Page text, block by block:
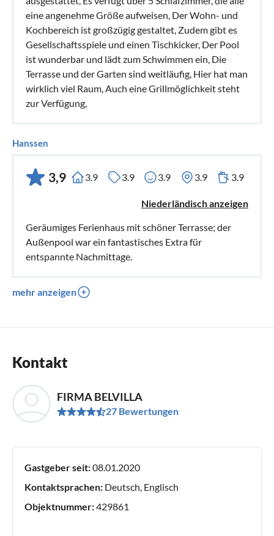
eine angenehme Größe aufweisen, Der Wohn- und
Kochbereich ist großzügig gestaltet, Zudem gibt es
Gesellschaftsspiele und einen Tischkicker, Der Pool
ist wunderbar und lädt zum Schwimmen ein, Die
Terrasse und der Garten sind weitläufig, Hier hat man
wirklich viel Raum, Auch eine Grillmöglichkeit steht
zur Verfügung,
Hanssen
3,9 3.9 3.9 3.9 3.9 3.9
Niederländisch anzeigen
Geräumiges Ferienhaus mit schöner Terrasse; der
Außenpool war ein fantastisches Extra für
entspannte Nachmittage.
mehr anzeigen
Kontakt
FIRMA BELVILLA
27 Bewertungen
Gastgeber seit:08.01.2020
Kontaktsprachen: Deutsch, Englisch
Objektnummer:429861